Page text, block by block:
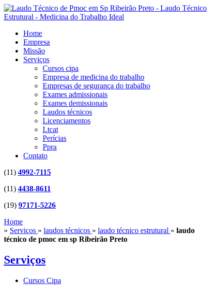
Home
Empresa
Missão
Serviços
Cursos cipa
Empresa de medicina do trabalho
Empresas de segurança do trabalho
Exames admissionais
Exames demissionais
Laudos técnicos
Licenciamentos
Ltcat
Perícias
Ppra
Contato
(11) 4992-7115
(11) 4438-8611
(19) 97171-5226
Home
» Serviços » laudos técnicos » laudo técnico estrutural » laudo
técnico de pmoc em sp Ribeirão Preto
Serviços
Cursos Cipa